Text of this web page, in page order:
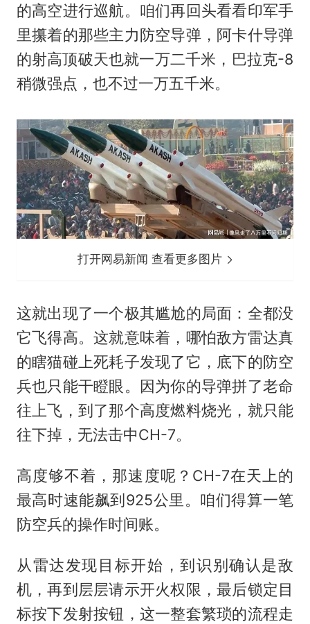
的高空进行巡航。咱们再回头看看印军手
里攥着的那些主力防空导弹，阿卡什导弹
的射高顶破天也就一万二千米，巴拉克-8
稍微强点，也不过一万五千米。
打开网易新闻 查看更多图片
这就出现了一个极其尴尬的局面：全都没
它飞得高。这就意味着，哪怕敌方雷达真
的瞎猫碰上死耗子发现了它，底下的防空
兵也只能干瞪眼。因为你的导弹拼了老命
往上飞，到了那个高度燃料烧光，就只能
往下掉，无法击中CH-7。
高度够不着，那速度呢？CH-7在天上的
最高时速能飙到925公里。咱们得算一笔
防空兵的操作时间账。
从雷达发现目标开始，到识别确认是敌
机，再到层层请示开火权限，最后锁定目
标按下发射按钮，这一整套繁琐的流程走